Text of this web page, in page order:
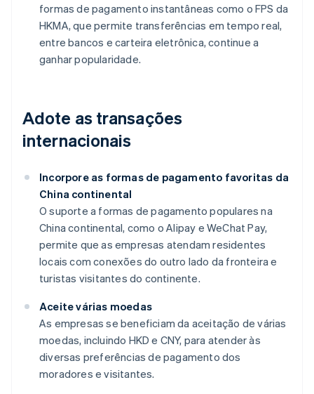
formas de pagamento instantâneas como o FPS da
HKMA, que permite transferências em tempo real,
entre bancos e carteira eletrônica, continue a
ganhar popularidade.
Adote as transações
internacionais
Incorpore as formas de pagamento favoritas da
China continental
O suporte a formas de pagamento populares na
China continental, como o Alipay e WeChat Pay,
permite que as empresas atendam residentes
locais com conexões do outro lado da fronteira e
turistas visitantes do continente.
Aceite várias moedas
As empresas se beneficiam da aceitação de várias
moedas, incluindo HKD e CNY, para atender às
diversas preferências de pagamento dos
moradores e visitantes.